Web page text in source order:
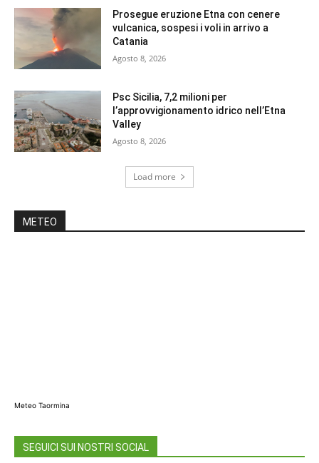
Prosegue eruzione Etna con cenere
vulcanica, sospesi i voli in arrivo a
Catania
Agosto 8, 2026
Psc Sicilia, 7,2 milioni per
l’approvvigionamento idrico nell’Etna
Valley
Agosto 8, 2026
Load more
METEO
Meteo Taormina
SEGUICI SUI NOSTRI SOCIAL